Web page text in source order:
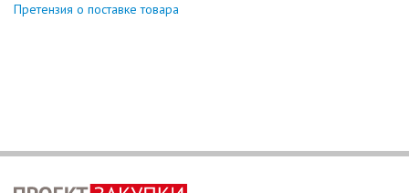
Претензия о поставке товара